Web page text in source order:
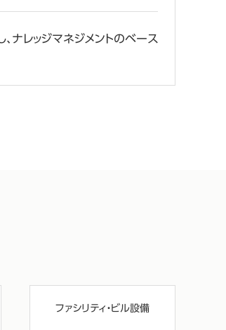
ナレッジマネジメントのベース
ファシリティ・ビル設備